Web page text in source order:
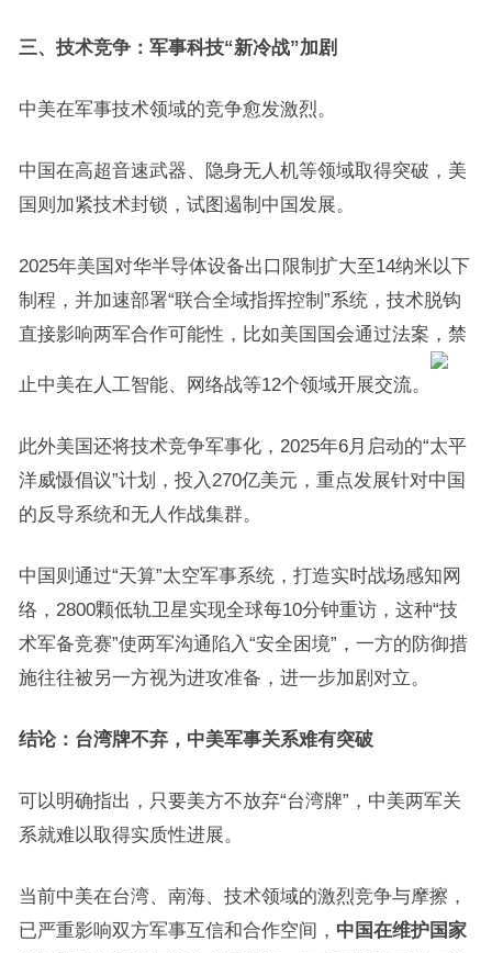
三、技术竞争：军事科技“新冷战”加剧
中美在军事技术领域的竞争愈发激烈。
中国在高超音速武器、隐身无人机等领域取得突破，美
国则加紧技术封锁，试图遏制中国发展。
2025年美国对华半导体设备出口限制扩大至14纳米以下
制程，并加速部署“联合全域指挥控制”系统，技术脱钩
直接影响两军合作可能性，比如美国国会通过法案，禁
止中美在人工智能、网络战等12个领域开展交流。
此外美国还将技术竞争军事化，2025年6月启动的“太平
洋威慑倡议”计划，投入270亿美元，重点发展针对中国
的反导系统和无人作战集群。
中国则通过“天算”太空军事系统，打造实时战场感知网
络，2800颗低轨卫星实现全球每10分钟重访，这种“技
术军备竞赛”使两军沟通陷入“安全困境”，一方的防御措
施往往被另一方视为进攻准备，进一步加剧对立。
结论：台湾牌不弃，中美军事关系难有突破
可以明确指出，只要美方不放弃“台湾牌”，中美两军关
系就难以取得实质性进展。
当前中美在台湾、南海、技术领域的激烈竞争与摩擦，
已严重影响双方军事互信和合作空间， 中国在维护国家